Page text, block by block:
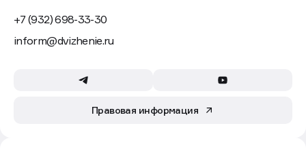
+7 (932) 698-33-30
inform@dvizhenie.ru
Правовая информация